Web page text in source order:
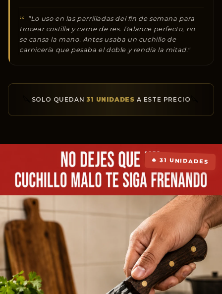
"Lo uso en las parrilladas del fin de semana para
trocear costilla y carne de res. Balance perfecto, no
se cansa la mano. Antes usaba un cuchillo de
carnicería que pesaba el doble y rendía la mitad."
SOLO QUEDAN 31 UNIDADES A ESTE PRECIO
🔥 31 UNIDADES